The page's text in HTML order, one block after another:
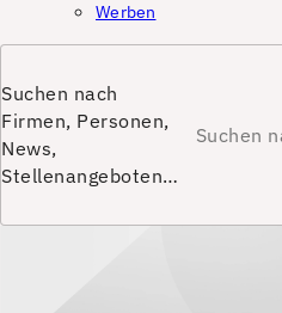
Werben
Suchen nach
Firmen, Personen,
News,
Stellenangeboten…